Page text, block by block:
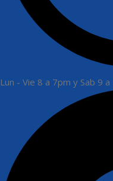
Lun - Vie 8 a 7pm y Sab 9 a